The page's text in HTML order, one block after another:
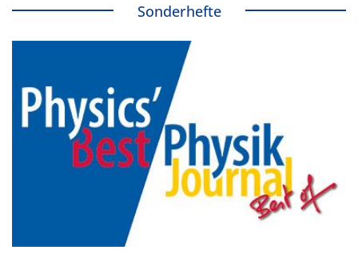
Sonderhefte